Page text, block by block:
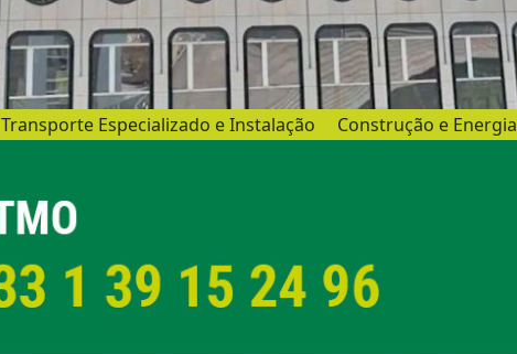
Transporte Especializado e Instalação Construção e Energia